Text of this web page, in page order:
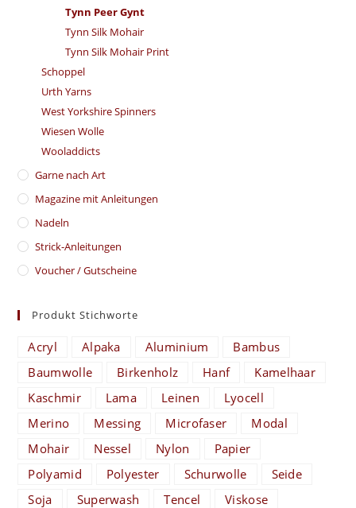
Tynn Peer Gynt
Tynn Silk Mohair
Tynn Silk Mohair Print
Schoppel
Urth Yarns
West Yorkshire Spinners
Wiesen Wolle
Wooladdicts
Garne nach Art
Magazine mit Anleitungen
Nadeln
Strick-Anleitungen
Voucher / Gutscheine
Produkt Stichworte
Acryl Alpaka Aluminium
Bambus
Baumwolle
Birkenholz Hanf
Kamelhaar
Kaschmir
Lama Leinen
Lyocell
Merino
Messing Microfaser
Modal
Mohair
Nessel Nylon
Papier
Polyamid
Polyester Schurwolle
Seide
Soja
Superwash Tencel
Viskose